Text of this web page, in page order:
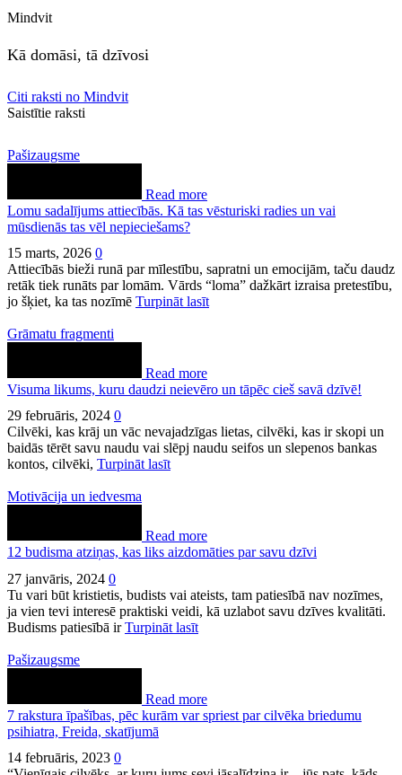
Mindvit
Kā domāsi, tā dzīvosi
Citi raksti no Mindvit
Saistītie raksti
Pašizaugsme
Read more
Lomu sadalījums attiecībās. Kā tas vēsturiski radies un vai
mūsdienās tas vēl nepieciešams?
15 marts, 2026 0
Attiecībās bieži runā par mīlestību, sapratni un emocijām, taču daudz
retāk tiek runāts par lomām. Vārds “loma” dažkārt izraisa pretestību,
jo šķiet, ka tas nozīmē Turpināt lasīt
Grāmatu fragmenti
Read more
Visuma likums, kuru daudzi neievēro un tāpēc cieš savā dzīvē!
29 februāris, 2024 0
Cilvēki, kas krāj un vāc nevajadzīgas lietas, cilvēki, kas ir skopi un
baidās tērēt savu naudu vai slēpj naudu seifos un slepenos bankas
kontos, cilvēki, Turpināt lasīt
Motivācija un iedvesma
Read more
12 budisma atziņas, kas liks aizdomāties par savu dzīvi
27 janvāris, 2024 0
Tu vari būt kristietis, budists vai ateists, tam patiesībā nav nozīmes,
ja vien tevi interesē praktiski veidi, kā uzlabot savu dzīves kvalitāti.
Budisms patiesībā irTurpināt lasīt
Pašizaugsme
Read more
7 rakstura īpašības, pēc kurām var spriest par cilvēka briedumu
psihiatra, Freida, skatījumā
14 februāris, 2023 0